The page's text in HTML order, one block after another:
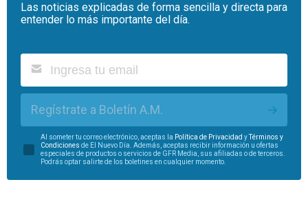
Las noticias explicadas de forma sencilla y directa para
entender lo más importante del día.
Regístrate a Boletín A.M.
Al someter tu correo electrónico, aceptas la Política de Privacidad y
Términos y
Condiciones de El Nuevo Día. Además, aceptas recibir información u ofertas
especiales de productos o servicios de GFR Media, sus afiliadas o de terceros.
Podrás optar salirte de los boletines en cualquier momento.